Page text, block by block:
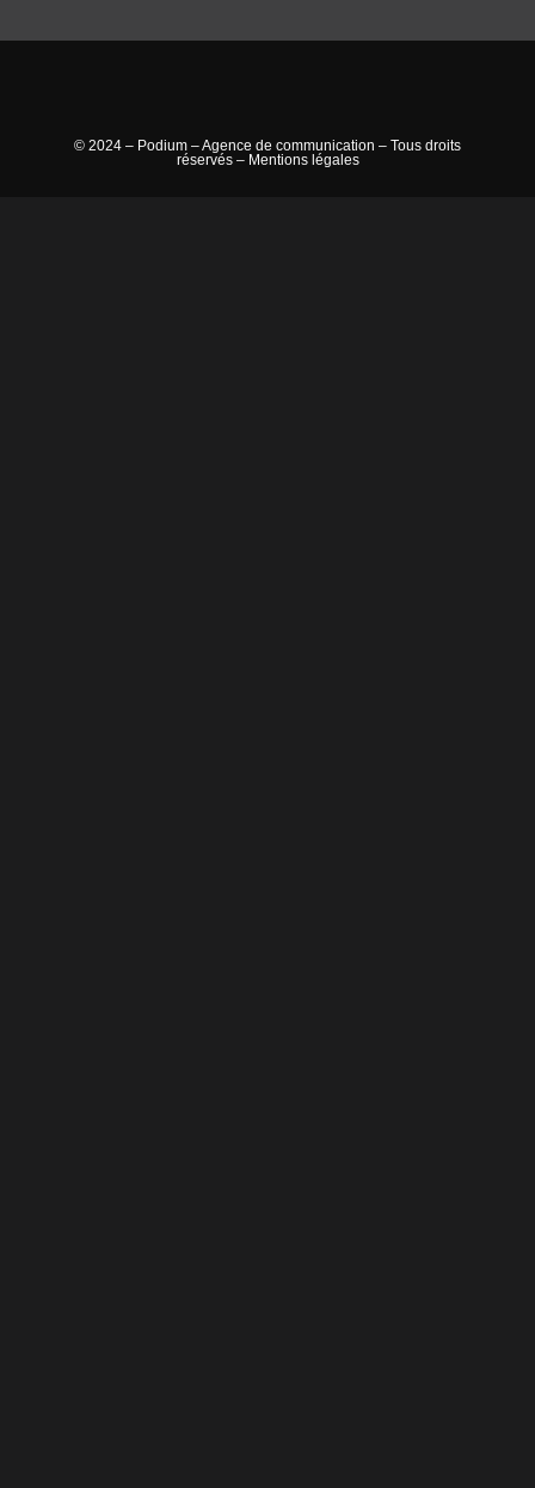
© 2024 – Podium – Agence de communication – Tous droits
réservés – Mentions légales